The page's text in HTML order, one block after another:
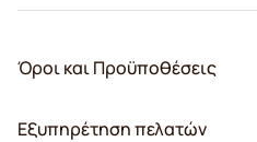
Όροι και Προϋποθέσεις
Εξυπηρέτηση πελατών